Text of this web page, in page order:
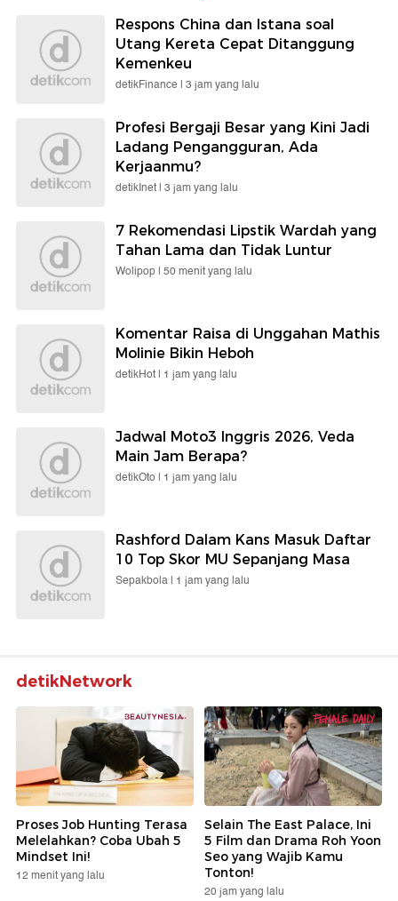
Respons China dan Istana soal
Utang Kereta Cepat Ditanggung
Kemenkeu
detikFinance | 3 jam yang lalu
Profesi Bergaji Besar yang Kini Jadi
Ladang Pengangguran, Ada
Kerjaanmu?
detikInet | 3 jam yang lalu
7 Rekomendasi Lipstik Wardah yang
Tahan Lama dan Tidak Luntur
Wolipop | 50 menit yang lalu
Komentar Raisa di Unggahan Mathis
Molinie Bikin Heboh
detikHot | 1 jam yang lalu
Jadwal Moto3 Inggris 2026, Veda
Main Jam Berapa?
detikOto | 1 jam yang lalu
Rashford Dalam Kans Masuk Daftar
10 Top Skor MU Sepanjang Masa
Sepakbola | 1 jam yang lalu
detikNetwork
Proses Job Hunting Terasa
Melelahkan? Coba Ubah 5
Mindset Ini!
12 menit yang lalu
Selain The East Palace, Ini
5 Film dan Drama Roh Yoon
Seo yang Wajib Kamu
Tonton!
20 jam yang lalu